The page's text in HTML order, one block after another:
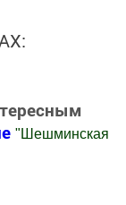
" Шешминская